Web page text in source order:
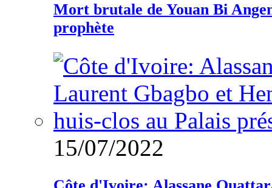
Mort brutale de Youan Bi
prophète
15/07/2022